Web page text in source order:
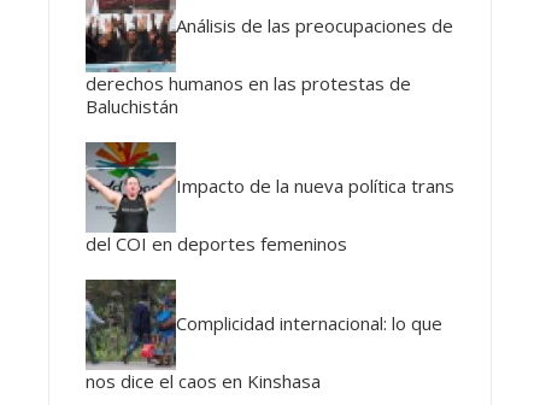
Análisis de las preocupaciones de
derechos humanos en las protestas de
Baluchistán
Impacto de la nueva política trans
del COI en deportes femeninos
Complicidad internacional: lo que
nos dice el caos en Kinshasa